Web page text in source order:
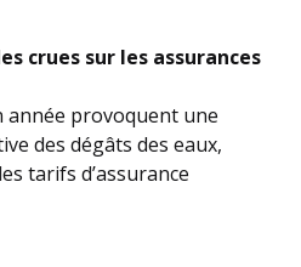
crues sur les assurances
année provoquent une
des dégâts des eaux,
tarifs d’assurance